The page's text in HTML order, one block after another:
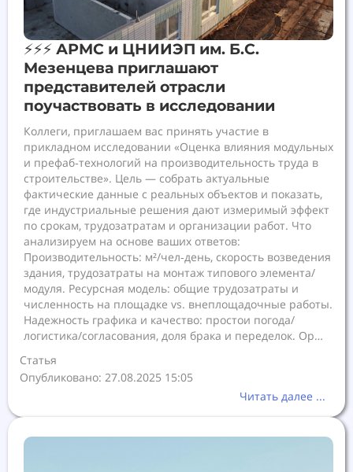
⚡️⚡️⚡️ АРМС и ЦНИИЭП им. Б.С.
Мезенцева приглашают
представителей отрасли
поучаствовать в исследовании
Коллеги, приглашаем вас принять участие в
прикладном исследовании «Оценка влияния модульных
и префаб‑технологий на производительность труда в
строительстве». Цель — собрать актуальные
фактические данные с реальных объектов и показать,
где индустриальные решения дают измеримый эффект
по срокам, трудозатратам и организации работ. Что
анализируем на основе ваших ответов:
Производительность: м²/чел‑день, скорость возведения
здания, трудозатраты на монтаж типового элемента/
модуля. Ресурсная модель: общие трудозатраты и
численность на площадке vs. внеплощадочные работы.
Надежность графика и качество: простои погода/
логистика/согласования, доля брака и переделок. Ор…
Статья
Опубликовано: 27.08.2025 15:05
Читать далее ...